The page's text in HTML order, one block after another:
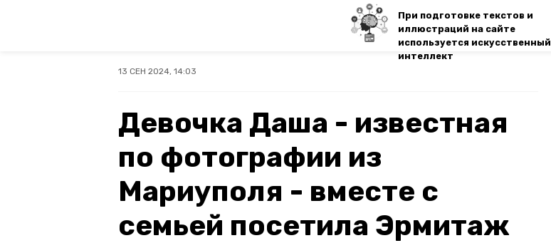
При подготовке текстов и
иллюстраций на сайте
используется искусственный
интеллект
13 СЕН 2024, 14:03
Девочка Даша - известная
по фотографии из
Мариуполя - вместе с
семьей посетила Эрмитаж